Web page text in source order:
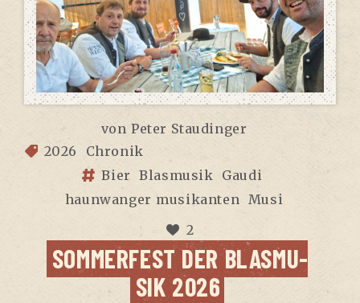
von Peter Staudinger
2026
Chronik
Bier
Blasmusik Gaudi
haunwanger musikanten Musi
2
SOM­MER­FEST DER BLAS­MU­
SIK 2026